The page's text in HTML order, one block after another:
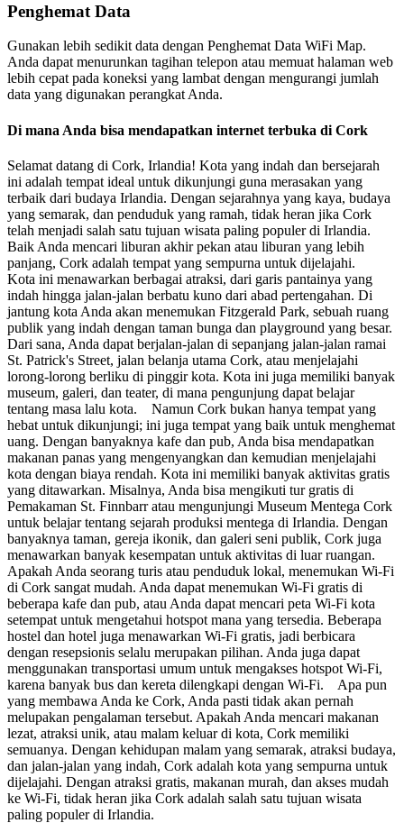
Penghemat Data
Gunakan lebih sedikit data dengan Penghemat Data WiFi Map.
Anda dapat menurunkan tagihan telepon atau memuat halaman web
lebih cepat pada koneksi yang lambat dengan mengurangi jumlah
data yang digunakan perangkat Anda.
Di mana Anda bisa mendapatkan internet terbuka di Cork
Selamat datang di Cork, Irlandia! Kota yang indah dan bersejarah
ini adalah tempat ideal untuk dikunjungi guna merasakan yang
terbaik dari budaya Irlandia. Dengan sejarahnya yang kaya, budaya
yang semarak, dan penduduk yang ramah, tidak heran jika Cork
telah menjadi salah satu tujuan wisata paling populer di Irlandia.
Baik Anda mencari liburan akhir pekan atau liburan yang lebih
panjang, Cork adalah tempat yang sempurna untuk dijelajahi.
Kota ini menawarkan berbagai atraksi, dari garis pantainya yang
indah hingga jalan-jalan berbatu kuno dari abad pertengahan. Di
jantung kota Anda akan menemukan Fitzgerald Park, sebuah ruang
publik yang indah dengan taman bunga dan playground yang besar.
Dari sana, Anda dapat berjalan-jalan di sepanjang jalan-jalan ramai
St. Patrick's Street, jalan belanja utama Cork, atau menjelajahi
lorong-lorong berliku di pinggir kota. Kota ini juga memiliki banyak
museum, galeri, dan teater, di mana pengunjung dapat belajar
tentang masa lalu kota. Namun Cork bukan hanya tempat yang
hebat untuk dikunjungi; ini juga tempat yang baik untuk menghemat
uang. Dengan banyaknya kafe dan pub, Anda bisa mendapatkan
makanan panas yang mengenyangkan dan kemudian menjelajahi
kota dengan biaya rendah. Kota ini memiliki banyak aktivitas gratis
yang ditawarkan. Misalnya, Anda bisa mengikuti tur gratis di
Pemakaman St. Finnbarr atau mengunjungi Museum Mentega Cork
untuk belajar tentang sejarah produksi mentega di Irlandia. Dengan
banyaknya taman, gereja ikonik, dan galeri seni publik, Cork juga
menawarkan banyak kesempatan untuk aktivitas di luar ruangan.
Apakah Anda seorang turis atau penduduk lokal, menemukan Wi-Fi
di Cork sangat mudah. Anda dapat menemukan Wi-Fi gratis di
beberapa kafe dan pub, atau Anda dapat mencari peta Wi-Fi kota
setempat untuk mengetahui hotspot mana yang tersedia. Beberapa
hostel dan hotel juga menawarkan Wi-Fi gratis, jadi berbicara
dengan resepsionis selalu merupakan pilihan. Anda juga dapat
menggunakan transportasi umum untuk mengakses hotspot Wi-Fi,
karena banyak bus dan kereta dilengkapi dengan Wi-Fi. Apa pun
yang membawa Anda ke Cork, Anda pasti tidak akan pernah
melupakan pengalaman tersebut. Apakah Anda mencari makanan
lezat, atraksi unik, atau malam keluar di kota, Cork memiliki
semuanya. Dengan kehidupan malam yang semarak, atraksi budaya,
dan jalan-jalan yang indah, Cork adalah kota yang sempurna untuk
dijelajahi. Dengan atraksi gratis, makanan murah, dan akses mudah
ke Wi-Fi, tidak heran jika Cork adalah salah satu tujuan wisata
paling populer di Irlandia.